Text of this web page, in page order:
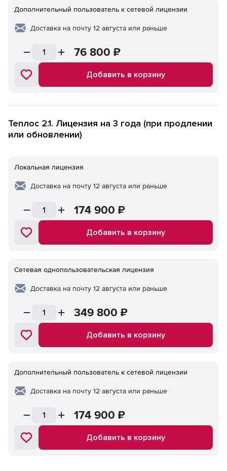
Дополнительный пользователь к сетевой лицензии
Доставка на почту 12 августа или раньше
76 800 ₽
Добавить в корзину
Теплос 2.1. Лицензия на 3 года (при продлении
или обновлении)
Локальная лицензия
Доставка на почту 12 августа или раньше
174 900 ₽
Добавить в корзину
Сетевая однопользовательская лицензия
Доставка на почту 12 августа или раньше
349 800 ₽
Добавить в корзину
Дополнительный пользователь к сетевой лицензии
Доставка на почту 12 августа или раньше
174 900 ₽
Добавить в корзину